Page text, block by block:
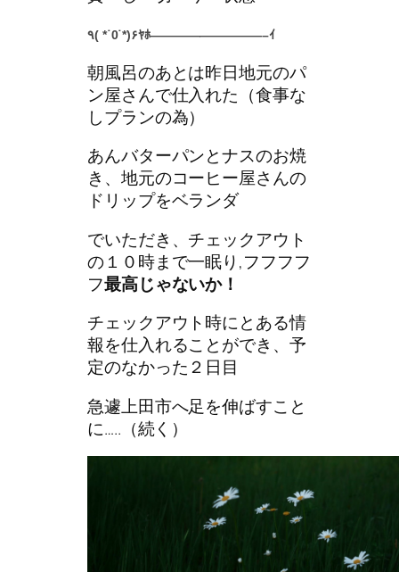
٩( *˙0˙*)۶ﾔﾎ—————————–ｲ
朝風呂のあとは昨日地元のパ
ン屋さんで仕入れた（食事な
しプランの為）
あんバターパンとナスのお焼
き、地元のコーヒー屋さんの
ドリップをベランダ
でいただき、チェックアウト
の１０時まで一眠り,フフフフ
フ最高じゃないか！
チェックアウト時にとある情
報を仕入れることができ、予
定のなかった２日目
急遽上田市へ足を伸ばすこと
に…..（続く）